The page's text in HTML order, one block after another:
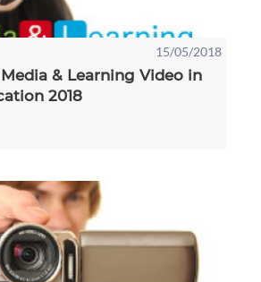
15/05/2018
& Learning Video in
2018